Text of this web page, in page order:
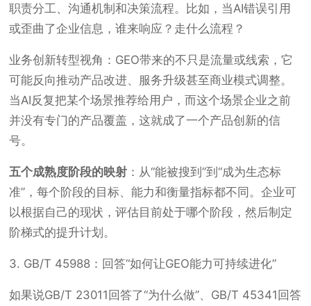
职责分工、沟通机制和决策流程。比如，当AI错误引用
或歪曲了企业信息，谁来响应？走什么流程？
业务创新转型视角 ：GEO带来的不只是流量或线索，它
可能反向推动产品改进、服务升级甚至商业模式调整。
当AI反复把某个场景推荐给用户，而这个场景企业之前
并没有专门的产品覆盖，这就成了一个产品创新的信
号。
五个成熟度阶段的映射 ：从“能被搜到”到“成为生态标
准”，每个阶段的目标、能力和衡量指标都不同。企业可
以根据自己的现状，评估目前处于哪个阶段，然后制定
阶梯式的提升计划。
3. GB/T 45988：回答“如何让GEO能力可持续进化”
如果说GB/T 23011回答了“为什么做”、GB/T 45341回答